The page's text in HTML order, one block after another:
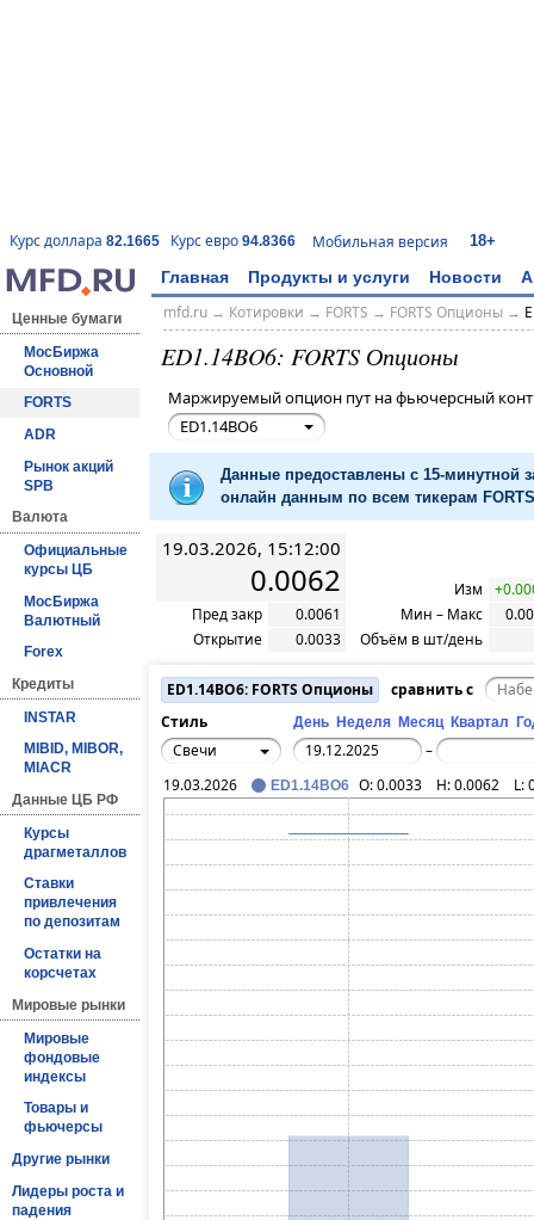
Курс доллара 82.1665 Курс евро 94.8366 Мобильная версия 18+
Главная Продукты и услуги Новости
Ценные бумаги
МосБиржа
Основной
FORTS
ADR
Рынок акций
SPB
Валюта
Официальные
курсы ЦБ
МосБиржа
Валютный
Forex
Кредиты
INSTAR
MIBID, MIBOR,
MIACR
Данные ЦБ РФ
Курсы
драгметаллов
Ставки
привлечения
по депозитам
Остатки на
корсчетах
Мировые рынки
Мировые
фондовые
индексы
Товары и
фьючерсы
Другие рынки
Лидеры роста и
падения
mfd.ru→ Котировки → FORTS → FORTS Опционы→
ED1.14BO6: FORTS Опционы
Маржируемый опцион пут на фьючерсный
ED1.14BO6
Данные предоставлены с 15-минутной
онлайн данным по всем тикерам
19.03.2026, 15:12:00
0.0062
Пред закр
0.0061
Открытие
0.0033
Изм
Мин – Макс
Объём в шт/день
ED1.14BO6: FORTS Опционы
сравнить с
Стиль
День Неделя Месяц Квартал
Свечи –
19.03.2026 ED1.14BO6 O:0.0033 H:0.0062 L: